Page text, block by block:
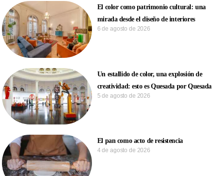
El color como patrimonio cultural: una
mirada desde el diseño de interiores
6 de agosto de 2026
Un estallido de color, una explosión de
creatividad: esto es Quesada por Quesada
5 de agosto de 2026
El pan como acto de resistencia
4 de agosto de 2026